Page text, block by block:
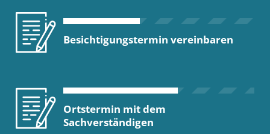
Besichtigungstermin vereinbaren
Ortstermin mit dem
Sachverständigen